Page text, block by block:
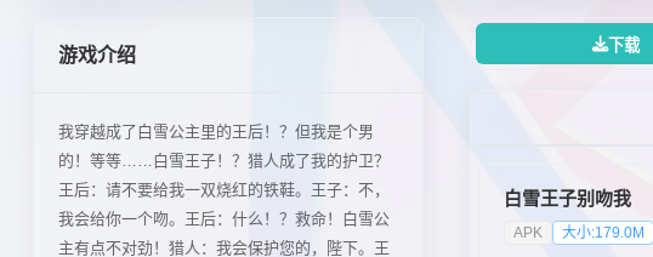
游戏介绍
我穿越成了白雪公主里的王后！？但我是个男
的！等等……白雪王子！？猎人成了我的护卫？
王后：请不要给我一双烧红的铁鞋。王子：不，
我会给你一个吻。王后：什么！？救命！白雪公
主有点不对劲！猎人：我会保护您的，陛下。王
下载
白雪王子别吻我
APK 大小:179.0M